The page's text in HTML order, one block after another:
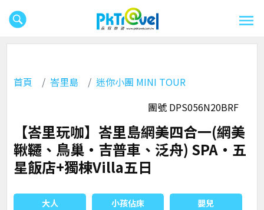
首頁 峇里島
迷你小團 MINI TOUR
團號 DPS056N20BRF
【峇里玩咖】峇里島網美四合一(網美
鞦韆、鳥巢‧吉普車、泛舟) SPA‧五
星飯店+獨棟Villa五日
大人 小孩佔床 嬰兒